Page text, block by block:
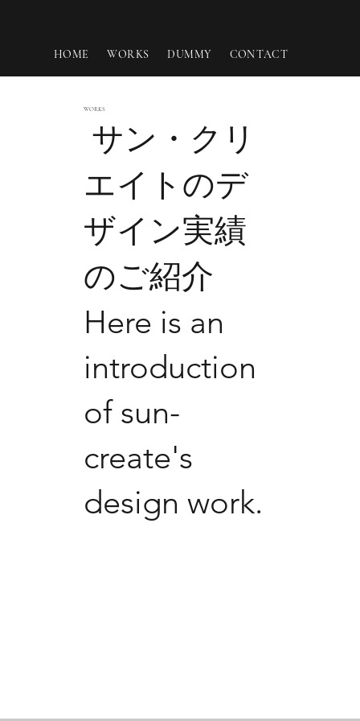
HOME WORKS DUMMY CONTACT
WORKS
サン・クリ
エイトのデ
ザイン実績
のご紹介
Here is an
introduction
of sun-
create's
design work.